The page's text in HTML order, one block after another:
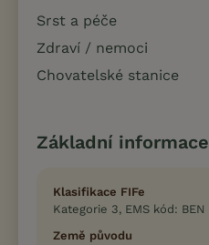
Srst a péče
Zdraví / nemoci
Chovatelské stanice
Základní informace
Klasifikace FIFe
Kategorie 3, EMS kód: BEN
Země původu